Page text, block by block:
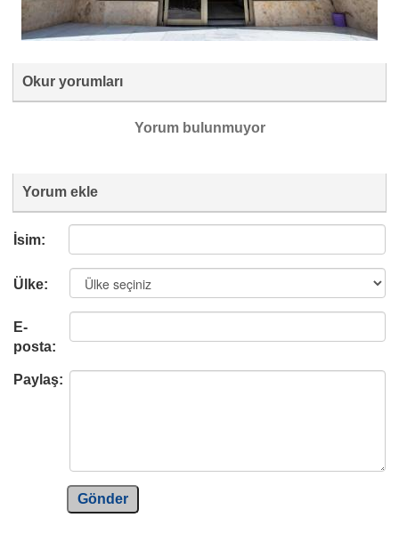
Okur yorumları
Yorum bulunmuyor
Yorum ekle
İsim:
Ülke:
E-
posta:
Paylaş:
Gönder